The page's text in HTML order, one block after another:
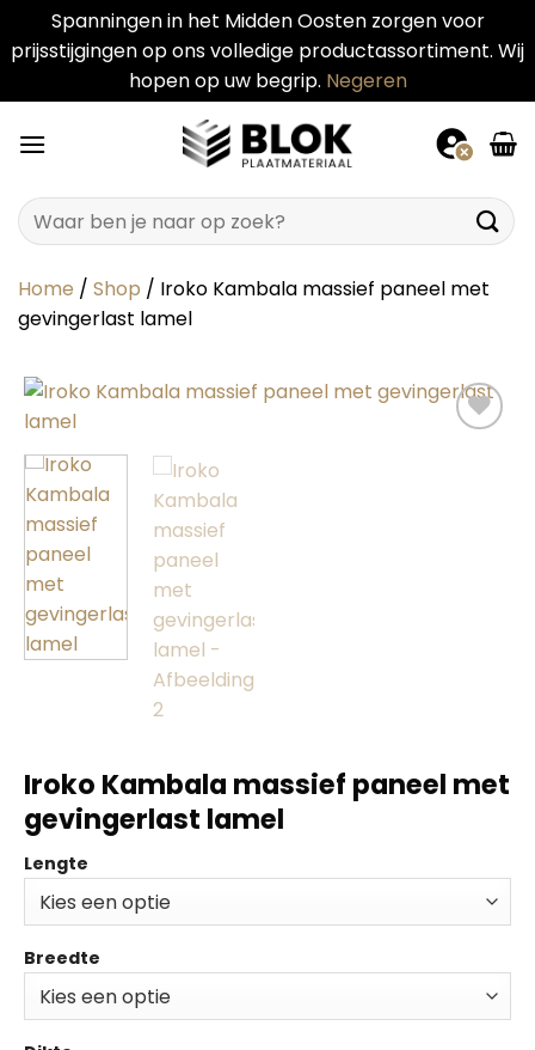
Spanningen in het Midden Oosten zorgen voor
prijsstijgingen op ons volledige productassortiment. Wij
hopen op uw begrip. Negeren
naar
Zoeken
naar:
Home / Shop / Iroko Kambala massief paneel met
gevingerlast lamel
Iroko Kambala massief paneel met
gevingerlast lamel
Lengte
Breedte